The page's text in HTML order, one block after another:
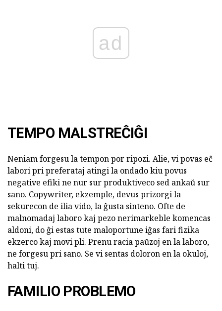
ad
TEMPO MALSTREĈIĜI
Neniam forgesu la tempon por ripozi. Alie, vi povas eĉ
labori pri preferataj atingi la ondado kiu povus
negative efiki ne nur sur produktiveco sed ankaŭ sur
sano. Copywriter, ekzemple, devus prizorgi la
sekurecon de ilia vido, la ĝusta sinteno. Ofte de
malnomadaj laboro kaj pezo nerimarkeble komencas
aldoni, do ĝi estas tute maloportune iĝas fari fizika
ekzerco kaj movi pli. Prenu racia paŭzoj en la laboro,
ne forgesu pri sano. Se vi sentas doloron en la okuloj,
halti tuj.
FAMILIO PROBLEMO